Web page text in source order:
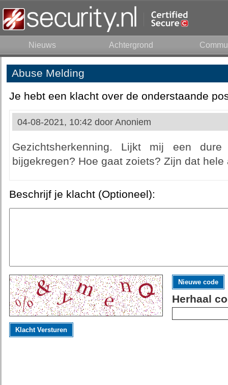
Nieuws Achtergrond
Abuse Melding
Je hebt een klacht over de onderstaande
04-08-2021, 10:42 door Anoniem
Gezichtsherkenning. Lijkt mij een
bijgekregen? Hoe gaat zoiets? Zijn dat
Beschrijf je klacht (Optioneel):
Nieuwe code
Herhaal
Klacht Versturen